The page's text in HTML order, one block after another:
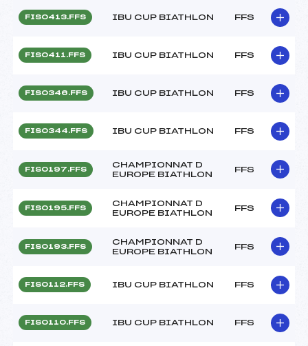
FIS0413.FFS IBU CUP BIATHLON FFS
FIS0411.FFS IBU CUP BIATHLON FFS
FIS0346.FFS IBU CUP BIATHLON FFS
FIS0344.FFS IBU CUP BIATHLON FFS
FIS0197.FFS
CHAMPIONNAT D
EUROPE BIATHLON
FFS
FIS0195.FFS
CHAMPIONNAT D
EUROPE BIATHLON
FFS
FIS0193.FFS
CHAMPIONNAT D
EUROPE BIATHLON
FFS
FIS0112.FFS IBU CUP BIATHLON FFS
FIS0110.FFS IBU CUP BIATHLON FFS